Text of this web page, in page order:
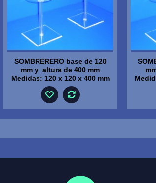
SOMBRERERO base de 120
mm y altura de 400 mm
Medidas: 120 x 120 x 400 mm